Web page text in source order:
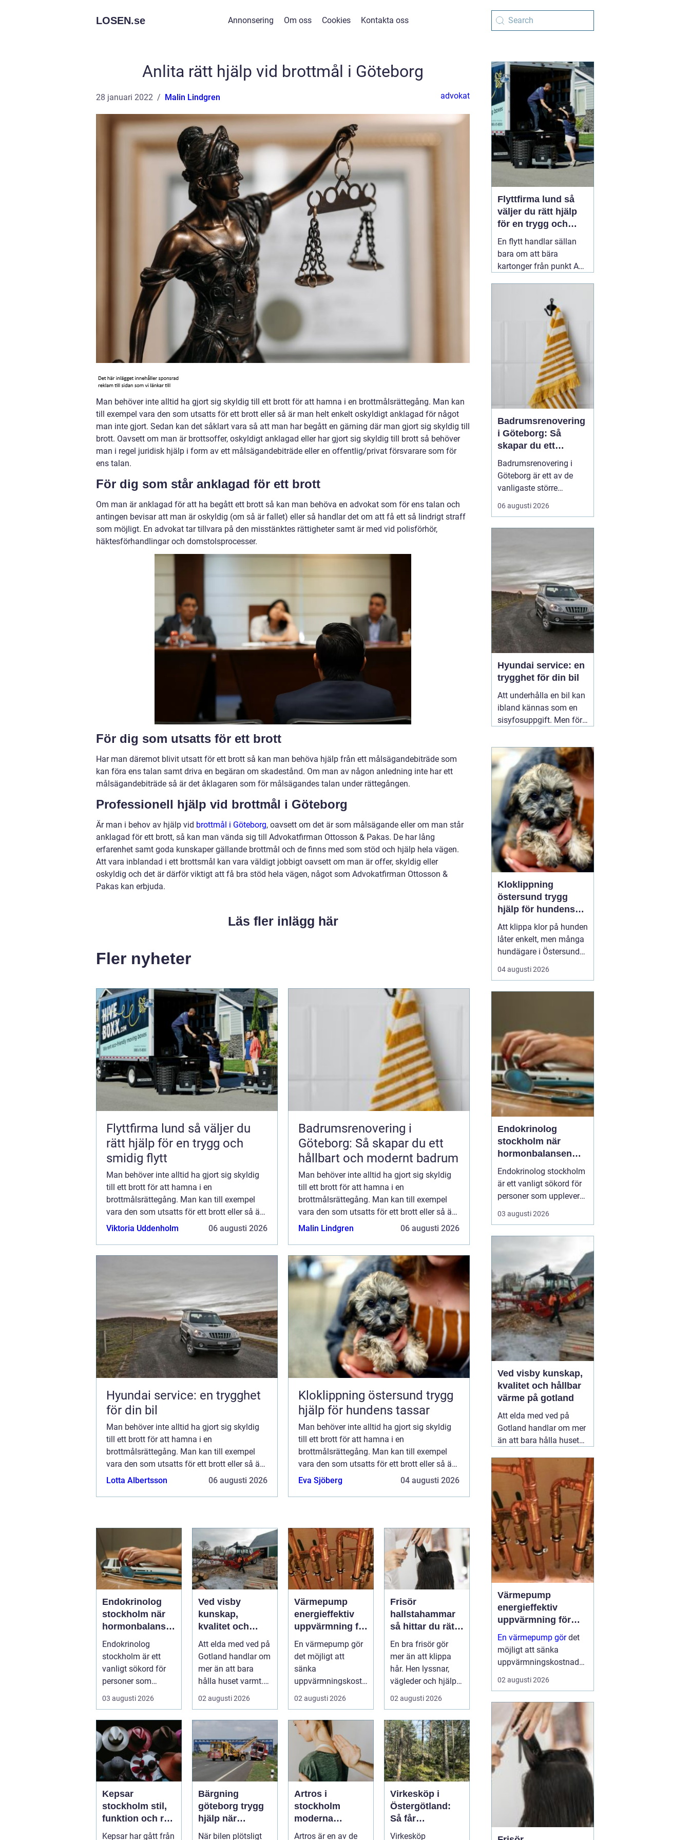
LOSEN.se Annonsering Om oss Cookies Kontakta oss
Anlita rätt hjälp vid brottmål i Göteborg
28 januari 2022 Malin Lindgren advokat
Man behöver inte alltid ha gjort sig skyldig till ett brott för att hamna i en brottmålsrättegång. Man kan
till exempel vara den som utsatts för ett brott eller så är man helt enkelt oskyldigt anklagad för något
man inte gjort. Sedan kan det såklart vara så att man har begått en gärning där man gjort sig skyldig till
brott. Oavsett om man är brottsoffer, oskyldigt anklagad eller har gjort sig skyldig till brott så behöver
man i regel juridisk hjälp i form av ett målsägandebiträde eller en offentlig/privat försvarare som för
ens talan.
För dig som står anklagad för ett brott
Om man är anklagad för att ha begått ett brott så kan man behöva en advokat som för ens talan och
antingen bevisar att man är oskyldig (om så är fallet) eller så handlar det om att få ett så lindrigt straff
som möjligt. En advokat tar tillvara på den misstänktes rättigheter samt är med vid polisförhör,
häktesförhandlingar och domstolsprocesser.
För dig som utsatts för ett brott
Har man däremot blivit utsatt för ett brott så kan man behöva hjälp från ett målsägandebiträde som
kan föra ens talan samt driva en begäran om skadestånd. Om man av någon anledning inte har ett
målsägandebiträde så är det åklagaren som för målsägandes talan under rättegången.
Professionell hjälp vid brottmål i Göteborg
Är man i behov av hjälp vid brottmål i Göteborg, oavsett om det är som målsägande eller om man står
anklagad för ett brott, så kan man vända sig till Advokatfirman Ottosson & Pakas. De har lång
erfarenhet samt goda kunskaper gällande brottmål och de finns med som stöd och hjälp hela vägen.
Att vara inblandad i ett brottsmål kan vara väldigt jobbigt oavsett om man är offer, skyldig eller
oskyldig och det är därför viktigt att få bra stöd hela vägen, något som Advokatfirman Ottosson &
Pakas kan erbjuda.
Läs fler inlägg här
Fler nyheter
Flyttfirma lund så väljer du
rätt hjälp för en trygg och
smidig flytt
Man behöver inte alltid ha gjort sig skyldig
till ett brott för att hamna i en
brottmålsrättegång. Man kan till exempel
vara den som utsatts för ett brott eller så är
man helt enkelt oskyldigt anklagad f&oum...
Viktoria Uddenholm 06 augusti 2026
Badrumsrenovering i
Göteborg: Så skapar du ett
hållbart och modernt badrum
Man behöver inte alltid ha gjort sig skyldig
till ett brott för att hamna i en
brottmålsrättegång. Man kan till exempel
vara den som utsatts för ett brott eller så är
man helt enkelt oskyldigt anklagad f&oum...
Malin Lindgren 06 augusti 2026
Hyundai service: en trygghet
för din bil
Man behöver inte alltid ha gjort sig skyldig
till ett brott för att hamna i en
brottmålsrättegång. Man kan till exempel
vara den som utsatts för ett brott eller så är
man helt enkelt oskyldigt anklagad f&oum...
Lotta Albertsson 06 augusti 2026
Kloklippning östersund trygg
hjälp för hundens tassar
Man behöver inte alltid ha gjort sig skyldig
till ett brott för att hamna i en
brottmålsrättegång. Man kan till exempel
vara den som utsatts för ett brott eller så är
man helt enkelt oskyldigt anklagad f&oum...
Eva Sjöberg 04 augusti 2026
Endokrinolog
stockholm när
hormonbalanse
n behöver
specialistvård
Endokrinolog
stockholm är ett
vanligt sökord för
personer som
upplever trötthet,
03 augusti 2026
Ved visby
kunskap,
kvalitet och
hållbar värme på
gotland
Att elda med ved på
Gotland handlar om
mer än att bara
hålla huset varmt.
För många är
02 augusti 2026
Värmepump
energieffektiv
uppvärmning för
moderna hem
En värmepump gör
det möjligt att
sänka
uppvärmningskostn
aderna rejält och
behagliga...
02 augusti 2026
Frisör
hallstahammar
så hittar du rätt
salong för stil,
kvalitet och
känsla
En bra frisör gör
mer än att klippa
hår. Hen lyssnar,
vägleder och hjälper
kunden att känna
02 augusti 2026
Kepsar
stockholm stil,
funktion och rätt
val för varje
Kepsar har gått från
Bärgning
göteborg trygg
hjälp när
fordonet stannar
När bilen plötsligt
Artros i
stockholm
moderna
möjligheter för
Artros är en av de
Virkesköp i
Östergötland:
Så får
skogsägaren ut
Virkesköp
Flyttfirma lund så
väljer du rätt hjälp
för en trygg och
smidig flytt
En flytt handlar sällan
bara om att bära
kartonger från punkt A
beslut, tidsbrist och
praktiska detaljer. Mitt i
allt behöver man ta
ställning till om man ska
06 augusti 2026
Badrumsrenovering
i Göteborg: Så
skapar du ett
hållbart och
modernt badrum
Badrumsrenovering i
Göteborg är ett av de
vanligaste större
projekten i hem runt om i
regionen, och många
funktionell och trivsam
plats. En genomtä...
06 augusti 2026
Hyundai service: en
trygghet för din bil
Att underhålla en bil kan
ibland kännas som en
sisyfosuppgift. Men för
sätt att förenkla
uppgiften, nämligen
genom en regelbunden
och noggrant utförd06
augusti 2026
Kloklippning
östersund trygg
hjälp för hundens
tassar
Att klippa klor på hunden
låter enkelt, men många
hundägare i Östersund
upplever motsatsen.
Hunden rycker undan
långa. Samtidigt vet de
flesta att friska ...
04 augusti 2026
Endokrinolog
stockholm när
hormonbalansen
behöver
specialistvård
Endokrinolog stockholm
är ett vanligt sökord för
personer som upplever
trötthet, viktförändringar,
humörsvängningar eller
spelar en roll. Många går
lång tid med diffusa
symtom utan att få en
tydlig ...
03 augusti 2026
Ved visby kunskap,
kvalitet och hållbar
värme på gotland
Att elda med ved på
Gotland handlar om mer
än att bara hålla huset
brasan i kaminen en del
av vardagen, ett sätt att
sänka
energikostnaderna och
samtidigt skapa trygghet
när vinden tar i över ön.
När efterfrågan02
augusti 2026
Värmepump
energieffektiv
uppvärmning för
moderna hem
En värmepump gördet
möjligt att sänka
uppvärmningskostnader
na rejält och samtidigt
få ett behagligare
Genom att flytta energi
från luft, mark eller berg
till husets värm...
02 augusti 2026